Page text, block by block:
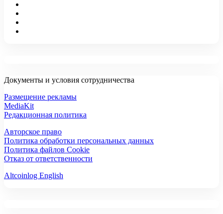
Документы и условия сотрудничества
Размещение рекламы
MediaKit
Редакционная политика
Авторское право
Политика обработки персональных данных
Политика файлов Cookie
Отказ от ответственности
Altcoinlog English